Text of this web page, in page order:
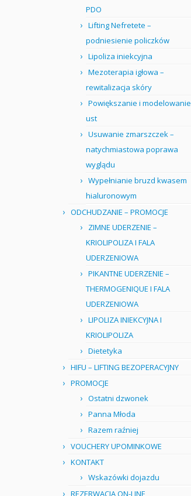
PDO
Lifting Nefretete –
podniesienie policzków
Lipoliza iniekcyjna
Mezoterapia igłowa –
rewitalizacja skóry
Powiększanie i modelowanie
ust
Usuwanie zmarszczek –
natychmiastowa poprawa
wyglądu
Wypełnianie bruzd kwasem
hialuronowym
ODCHUDZANIE – PROMOCJE
ZIMNE UDERZENIE –
KRIOLIPOLIZA I FALA
UDERZENIOWA
PIKANTNE UDERZENIE –
THERMOGENIQUE I FALA
UDERZENIOWA
LIPOLIZA INIEKCYJNA I
KRIOLIPOLIZA
Dietetyka
HIFU – LIFTING BEZOPERACYJNY
PROMOCJE
Ostatni dzwonek
Panna Młoda
Razem raźniej
VOUCHERY UPOMINKOWE
KONTAKT
Wskazówki dojazdu
REZERWACJA ON-LINE